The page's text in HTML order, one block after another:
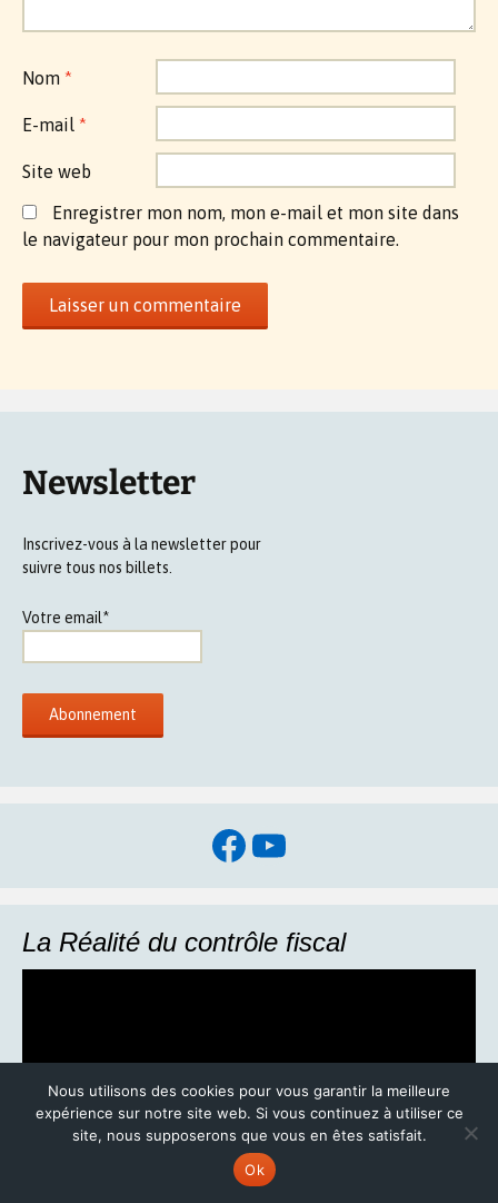
Nom *
E-mail *
Site web
Enregistrer mon nom, mon e-mail et mon site dans
le navigateur pour mon prochain commentaire.
Newsletter
Inscrivez-vous à la newsletter pour
suivre tous nos billets.
Votre email*
Facebook
YouTube
La Réalité du contrôle fiscal
Entretien avec Francis le Poisat (ex IP du Trésor Public)
Nous utilisons des cookies pour vous garantir la meilleure
expérience sur notre site web. Si vous continuez à utiliser ce
site, nous supposerons que vous en êtes satisfait.
Ok